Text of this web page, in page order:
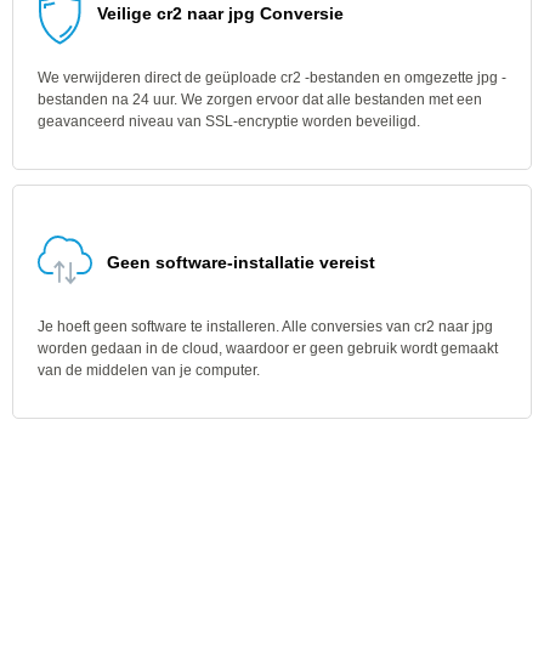
Veilige cr2 naar jpg Conversie
We verwijderen direct de geüploade cr2 -bestanden en omgezette jpg -
bestanden na 24 uur. We zorgen ervoor dat alle bestanden met een
geavanceerd niveau van SSL-encryptie worden beveiligd.
Geen software-installatie vereist
Je hoeft geen software te installeren. Alle conversies van cr2 naar jpg
worden gedaan in de cloud, waardoor er geen gebruik wordt gemaakt
van de middelen van je computer.